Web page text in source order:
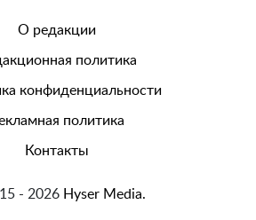
О редакции
политика
конфиденциальности
политика
Контакты
- 2026 Hyser Media.